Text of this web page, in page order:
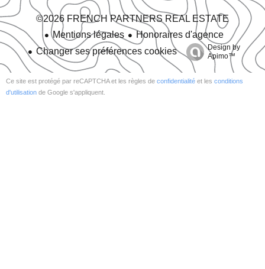
©2026 FRENCH PARTNERS REAL ESTATE
Mentions légales
Honoraires d'agence
Changer ses préférences cookies
Design by
Apimo™
Ce site est protégé par reCAPTCHA et les règles de confidentialité et les conditions
d'utilisation de Google s'appliquent.